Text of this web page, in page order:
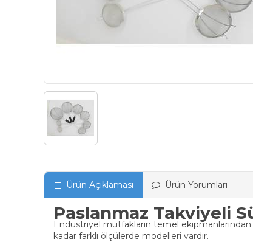
Ürün Açıklaması Ürün Yorumları
Paslanmaz Takviyeli
Endüstriyel mutfakların temel
kadar farklı ölçülerde modelleri vardır.